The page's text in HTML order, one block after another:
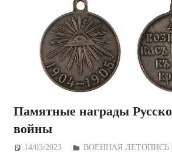
Памятные награды
войны
14/03/2023 Дежурный по Редакции
ВОЕННАЯ ЛЕТОПИСЬ